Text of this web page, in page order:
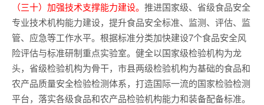
（三十）加强技术支撑能力建设。 推进国家级、省级食品安全
专业技术机构能力建设，提升食品安全标准、监测、评估、监
管、应急等工作水平。根据标准分类加快建设7个食品安全风
险评估与标准研制重点实验室。健全以国家级检验机构为龙
头，省级检验机构为骨干，市县两级检验机构为基础的食品和
农产品质量安全检验检测体系，打造国际一流的国家检验检测
平台，落实各级食品和农产品检验机构能力和装备配备标准。